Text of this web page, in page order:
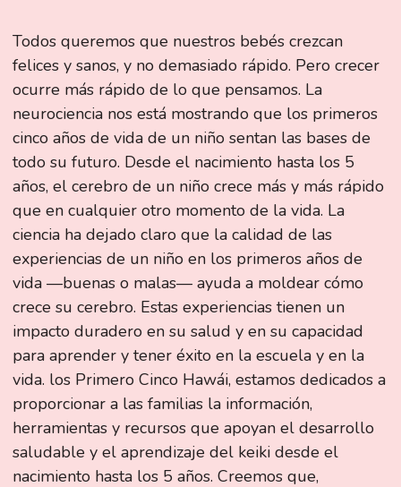
Todos queremos que nuestros bebés crezcan
felices y sanos, y no demasiado rápido. Pero crecer
ocurre más rápido de lo que pensamos. La
neurociencia nos está mostrando que los primeros
cinco años de vida de un niño sentan las bases de
todo su futuro. Desde el nacimiento hasta los 5
años, el cerebro de un niño crece más y más rápido
que en cualquier otro momento de la vida. La
ciencia ha dejado claro que la calidad de las
experiencias de un niño en los primeros años de
vida —buenas o malas— ayuda a moldear cómo
crece su cerebro. Estas experiencias tienen un
impacto duradero en su salud y en su capacidad
para aprender y tener éxito en la escuela y en la
vida. los Primero Cinco Hawái, estamos dedicados a
proporcionar a las familias la información,
herramientas y recursos que apoyan el desarrollo
saludable y el aprendizaje del keiki desde el
nacimiento hasta los 5 años. Creemos que,